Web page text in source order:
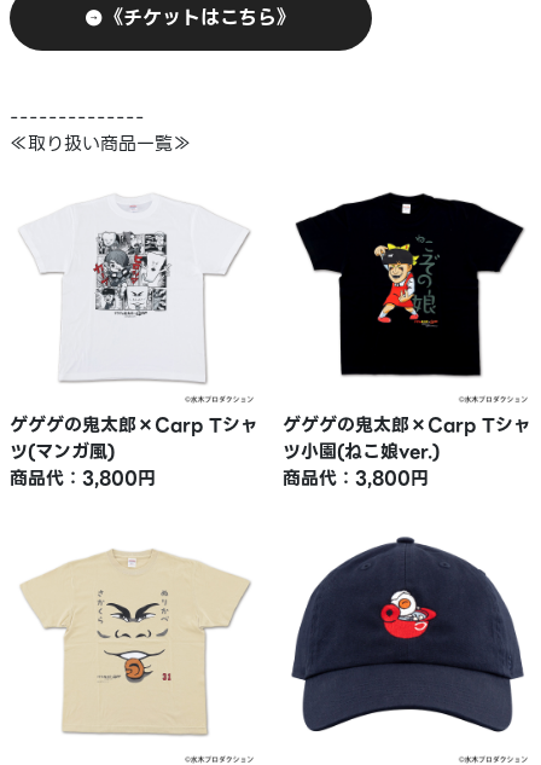
《チケットはこちら》
--------------
≪取り扱い商品一覧≫
ゲゲゲの鬼太郎×Carp Tシャ
ツ(マンガ風)
商品代：3,800円
ゲゲゲの鬼太郎×Carp Tシャ
ツ小園(ねこ娘ver.)
商品代：3,800円